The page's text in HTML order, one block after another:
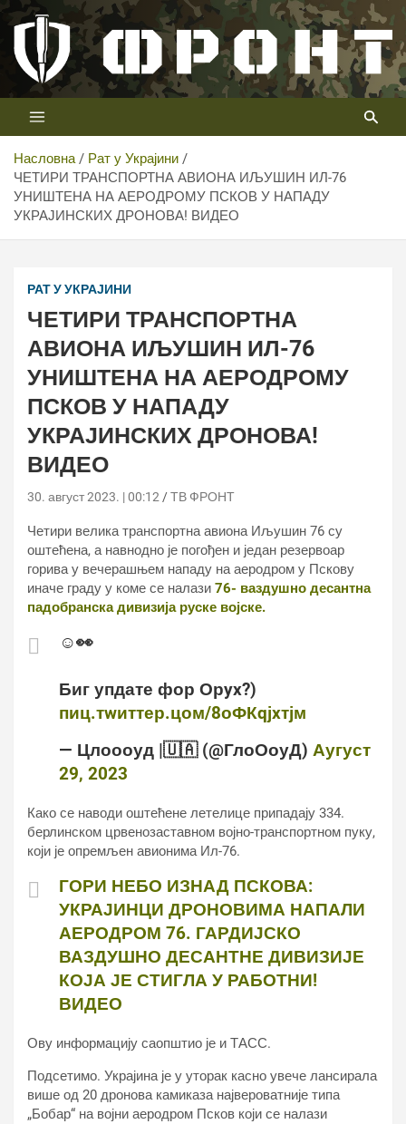
Скип
цонтент
Телевизија ФРОНТ
Први војни канал у Србији
Насловна
Рат у Украјини
ЧЕТИРИ ТРАНСПОРТНА АВИОНА ИЉУШИН ИЛ-76
УНИШТЕНА НА АЕРОДРОМУ ПСКОВ У НАПАДУ
УКРАЈИНСКИХ ДРОНОВА! ВИДЕО
РАТ У УКРАЈИНИ
ЧЕТИРИ ТРАНСПОРТНА
АВИОНА ИЉУШИН ИЛ-76
УНИШТЕНА НА АЕРОДРОМУ
ПСКОВ У НАПАДУ
УКРАЈИНСКИХ ДРОНОВА!
ВИДЕО
30. август 2023. | 00:12 ТВ ФРОНТ
Четири велика транспортна авиона Иљушин 76 су
оштећена, а навнодно је погођен и један резервоар
горива у вечерашњем нападу на аеродром у Пскову
иначе граду у коме се налази 76- ваздушно десантна
падобранска дивизија руске војске.
☺️👀
Биг упдате фор Орyx?)
пиц.тwиттер.цом/8оФКqјxтјм
— Цлоооуд |🇺🇦 (@ГлоОоуД) Аугуст
29, 2023
Како се наводи оштећене летелице припадају 334.
берлинском црвенозаставном војно-транспортном пуку,
који је опремљен авионима Ил-76.
ГОРИ НЕБО ИЗНАД ПСКОВА:
УКРАЈИНЦИ ДРОНОВИМА НАПАЛИ
АЕРОДРОМ 76. ГАРДИЈСКО
ВАЗДУШНО ДЕСАНТНЕ ДИВИЗИЈЕ
КОЈА ЈЕ СТИГЛА У РАБОТНИ!
ВИДЕО
Ову информацију саопштио је и ТАСС.
Подсетимо. Украјина је у уторак касно увече лансирала
више од 20 дронова камиказа највероватније типа
„Бобар“ на војни аеродром Псков који се налази